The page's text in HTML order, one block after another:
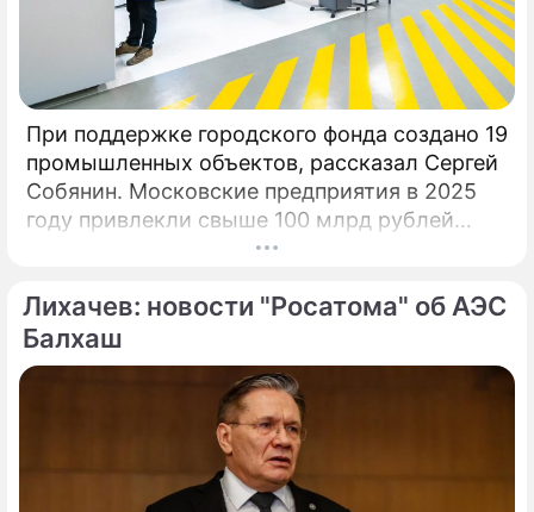
вопросах регулирования платформенной
экономики в РФ» вызвала волну
обсуждений.
При поддержке городского фонда создано 19
промышленных объектов, рассказал Сергей
Собянин. Московские предприятия в 2025
году привлекли свыше 100 млрд рублей
инвестиционных кредитов на развитие и
поддержки промышленности и
предпринимательства.
Лихачев: новости "Росатома" об АЭС
Балхаш